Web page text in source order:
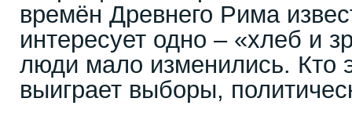
времён Древнего Рима
интересует одно – «хлеб и
люди мало изменились. Кто
выиграет выборы,